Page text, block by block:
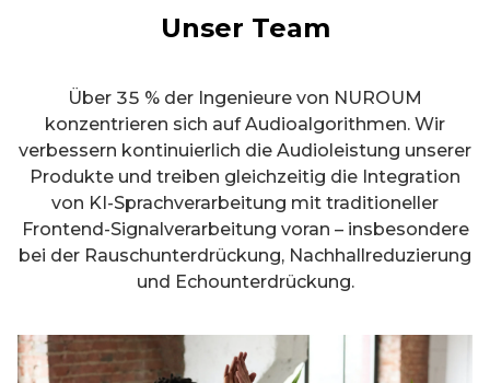
Unser Team
Über 35 % der Ingenieure von NUROUM
konzentrieren sich auf Audioalgorithmen. Wir
verbessern kontinuierlich die Audioleistung unserer
Produkte und treiben gleichzeitig die Integration
von KI-Sprachverarbeitung mit traditioneller
Frontend-Signalverarbeitung voran – insbesondere
bei der Rauschunterdrückung, Nachhallreduzierung
und Echounterdrückung.